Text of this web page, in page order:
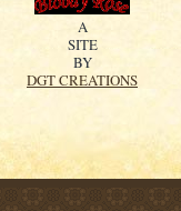
A
SITE
BY
DGT CREATIONS